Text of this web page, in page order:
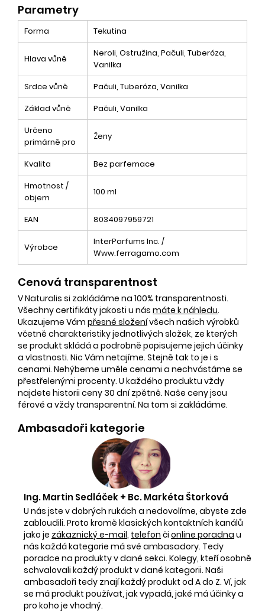
Parametry
Forma Tekutina
Hlava vůně
Neroli, Ostružina, Pačuli, Tuberóza,
Vanilka
Srdce vůně
Pačuli, Tuberóza, Vanilka
Základ vůně
Pačuli, Vanilka
Určeno
primárně pro
Ženy
Kvalita
Bez parfemace
Hmotnost /
objem
100 ml
EAN 8034097959721
Výrobce
InterParfums Inc. /
Www.ferragamo.com
Cenová transparentnost
V Naturalis si zakládáme na 100% transparentnosti.
Všechny certifikáty jakosti u nás máte k náhledu.
Ukazujeme Vám přesné složenívšech našich výrobků
včetně charakteristiky jednotlivých složek, ze kterých
se produkt skládá a podrobně popisujeme jejich účinky
a vlastnosti. Nic Vám netajíme. Stejně tak to je i s
cenami. Nehýbeme uměle cenami a nechvástáme se
přestřelenými procenty. U každého produktu vždy
najdete historii ceny 30 dní zpětně. Naše ceny jsou
férové a vždy transparentní. Na tom si zakládáme.
Ambasadoři kategorie
Ing. Martin Sedláček + Bc. Markéta Štorková
U nás jste v dobrých rukách a nedovolíme, abyste zde
zabloudili. Proto kromě klasických kontaktních kanálů
jako je zákaznický e-mail, telefon či online poradna u
nás každá kategorie má své ambasadory. Tedy
poradce na produkty v dané sekci. Kolegy, kteří osobně
schvalovali každý produkt v dané kategorii. Naši
ambasadoři tedy znají každý produkt od A do Z. Ví, jak
se má produkt používat, jak vypadá, jaké má účinky a
pro koho je vhodný.